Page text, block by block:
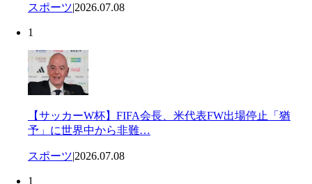
スポーツ|2026.07.08
1
【サッカーW杯】FIFA会長、米代表FW出場停止「猶
予」に世界中から非難…
スポーツ|2026.07.08
1